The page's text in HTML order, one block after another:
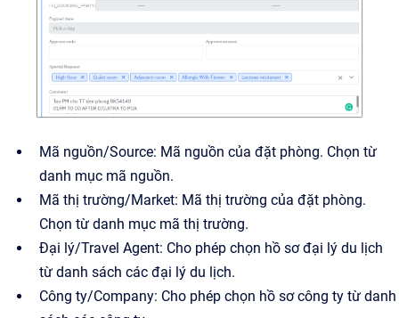
Mã nguồn/Source: Mã nguồn của đặt phòng. Chọn từ
danh mục mã nguồn.
Mã thị trường/Market: Mã thị trường của đặt phòng.
Chọn từ danh mục mã thị trường.
Đại lý/Travel Agent: Cho phép chọn hồ sơ đại lý du lịch
từ danh sách các đại lý du lịch.
Công ty/Company: Cho phép chọn hồ sơ công ty từ danh